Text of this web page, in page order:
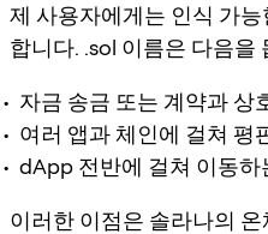
제 사용자에게는 인식 가
합니다. .sol 이름은 다음을
자금 송금 또는 계약과 상
여러 앱과 체인에 걸쳐 평
dApp 전반에 걸쳐 이동하
이러한 이점은 솔라나의